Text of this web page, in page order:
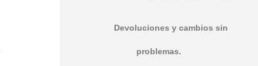
Devoluciones y cambios sin
problemas.